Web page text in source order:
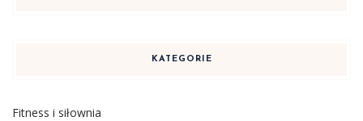
KATEGORIE
Fitness i siłownia